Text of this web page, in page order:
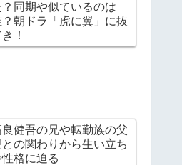
？同期や似ているのは
？朝ドラ「虎に翼」に抜
！
良健吾の兄や転勤族の父
との関わりから生い立ち
格に迫る